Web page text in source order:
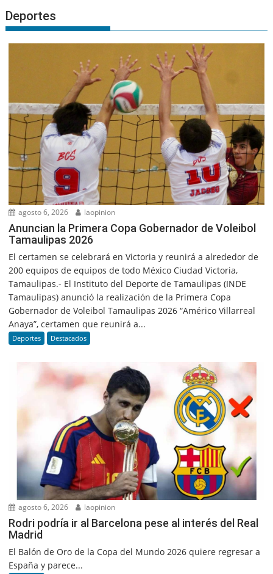
Deportes
agosto 6, 2026 laopinion
Anuncian la Primera Copa Gobernador de Voleibol
Tamaulipas 2026
El certamen se celebrará en Victoria y reunirá a alrededor de
200 equipos de equipos de todo México Ciudad Victoria,
Tamaulipas.- El Instituto del Deporte de Tamaulipas (INDE
Tamaulipas) anunció la realización de la Primera Copa
Gobernador de Voleibol Tamaulipas 2026 “Américo Villarreal
Anaya”, certamen que reunirá a...
Deportes Destacados
agosto 6, 2026 laopinion
Rodri podría ir al Barcelona pese al interés del Real
Madrid
El Balón de Oro de la Copa del Mundo 2026 quiere regresar a
España y parece...